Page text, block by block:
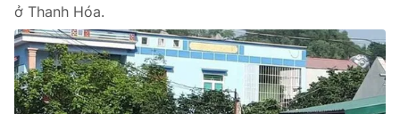
ở Thanh Hóa.